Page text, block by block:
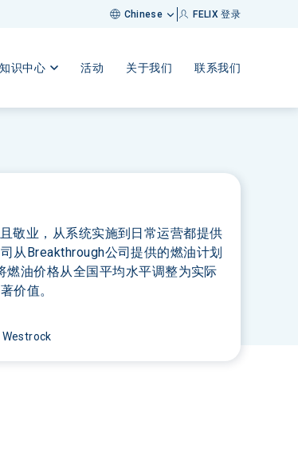
Chinese FELIX 登录
知识中心 活动 关于我们 联系我们
敬业，从系统实施到日常运营都提供
从Breakthrough公司提供的燃油计划
油价格从全国平均水平调整为实际
价值。